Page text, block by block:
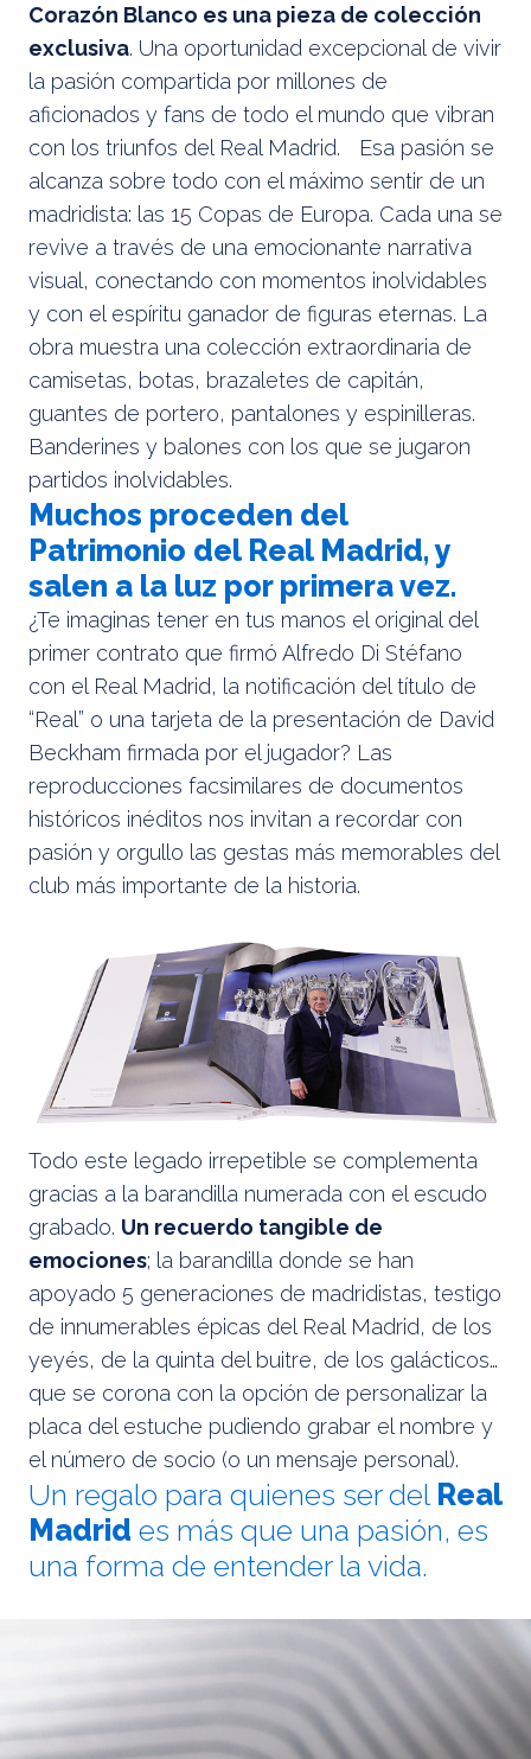
Corazón Blanco es una pieza de colección
exclusiva. Una oportunidad excepcional de vivir
la pasión compartida por millones de
aficionados y fans de todo el mundo que vibran
con los triunfos del Real Madrid. Esa pasión se
alcanza sobre todo con el máximo sentir de un
madridista: las 15 Copas de Europa. Cada una se
revive a través de una emocionante narrativa
visual, conectando con momentos inolvidables
y con el espíritu ganador de figuras eternas. La
obra muestra una colección extraordinaria de
camisetas, botas, brazaletes de capitán,
guantes de portero, pantalones y espinilleras.
Banderines y balones con los que se jugaron
partidos inolvidables.
Muchos proceden del
Patrimonio del Real Madrid, y
salen a la luz por primera vez.
¿Te imaginas tener en tus manos el original del
primer contrato que firmó Alfredo Di Stéfano
con el Real Madrid, la notificación del título de
“Real” o una tarjeta de la presentación de David
Beckham firmada por el jugador? Las
reproducciones facsimilares de documentos
históricos inéditos nos invitan a recordar con
pasión y orgullo las gestas más memorables del
club más importante de la historia.
Todo este legado irrepetible se complementa
gracias a la barandilla numerada con el escudo
grabado. Un recuerdo tangible de
emociones; la barandilla donde se han
apoyado 5 generaciones de madridistas, testigo
de innumerables épicas del Real Madrid, de los
yeyés, de la quinta del buitre, de los galácticos…
que se corona con la opción de personalizar la
placa del estuche pudiendo grabar el nombre y
el número de socio (o un mensaje personal).
Un regalo para quienes ser del Real
Madrid es más que una pasión, es
una forma de entender la vida.